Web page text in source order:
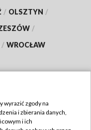
/ OLSZTYN /
/
/ WROCŁAW
wyrazić zgody na
i zbierania danych,
i ich